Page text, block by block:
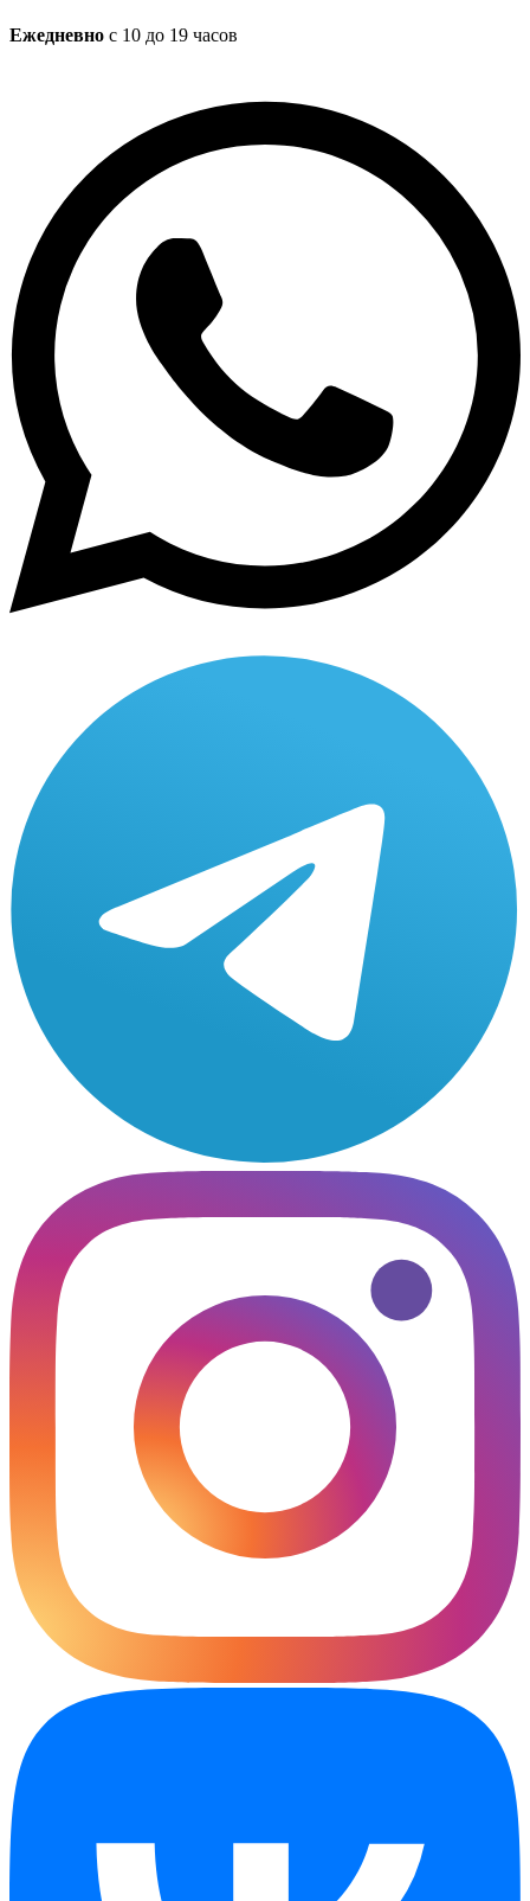
Ежедневно с 10 до 19 часов